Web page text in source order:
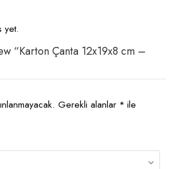
yet.
“Karton Çanta 12x19x8 cm –
Gerekli alanlar * ile